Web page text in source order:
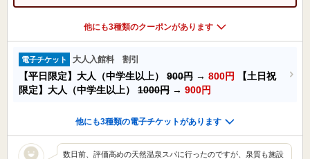
他にも3種類のクーポンがあります
電子チケット 大人入館料 割引
【平日限定】大人（中学生以上） 900円 → 800円
【土日祝
限定】大人（中学生以上） 1000円 → 900円
他にも3種類の電子チケットがあります
数日前、評価高めの天然温泉スパに行ったのですが、泉質も施設